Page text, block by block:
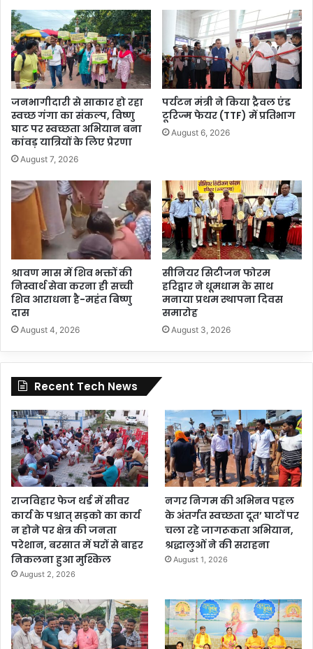
जनभागीदारी से साकार हो रहा
स्वच्छ गंगा का संकल्प, विष्णु
घाट पर स्वच्छता अभियान बना
कांवड़ यात्रियों के लिए प्रेरणा
August 7, 2026
पर्यटन मंत्री ने किया ट्रैवल एंड
टूरिज्म फेयर (TTF) में प्रतिभाग
August 6, 2026
श्रावण मास में शिव भक्तों की
निस्वार्थ सेवा करना ही सच्ची
शिव आराधना है-महंत बिष्णु
दास
August 4, 2026
सीनियर सिटीजन फोरम
हरिद्वार ने धूमधाम के साथ
मनाया प्रथम स्थापना दिवस
समारोह
August 3, 2026
Recent Tech News
राजविहार फेज थर्ड में सीवर
कार्य के पश्चात् सड़को का कार्य
न होने पर क्षेत्र की जनता
परेशान, बरसात में घरों से बाहर
निकलना हुआ मुश्किल
August 2, 2026
नगर निगम की अभिनव पहल
के अंतर्गत स्वच्छता दूत’ घाटों पर
चला रहे जागरूकता अभियान,
श्रद्धालुओं ने की सराहना
August 1, 2026